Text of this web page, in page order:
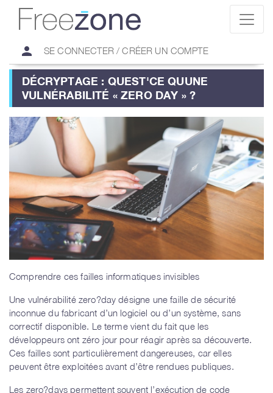
person SE CONNECTER / CRÉER UN COMPTE
DÉCRYPTAGE : QUEST'CE QUUNE
VULNÉRABILITÉ « ZERO DAY » ?
Comprendre ces failles informatiques invisibles
Une vulnérabilité zero?day désigne une faille de sécurité
inconnue du fabricant d’un logiciel ou d’un système, sans
correctif disponible. Le terme vient du fait que les
développeurs ont zéro jour pour réagir après sa découverte.
Ces failles sont particulièrement dangereuses, car elles
peuvent être exploitées avant d’être rendues publiques.
Les zero?days permettent souvent l’exécution de code